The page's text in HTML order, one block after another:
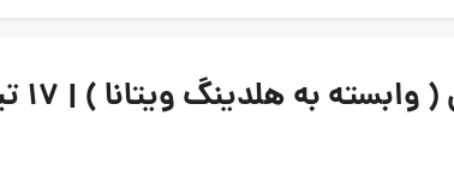
هلدینگ ویتانا ) | ۱۷ تیر ۱۴۰۵